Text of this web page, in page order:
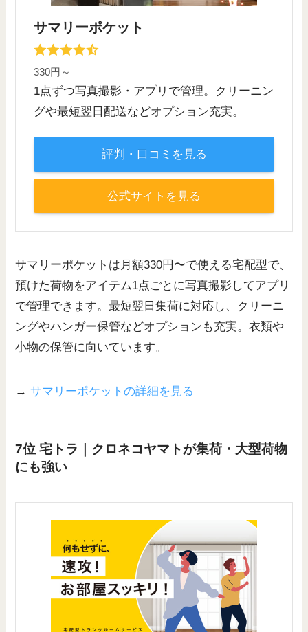
サマリーポケット
330円～
1点ずつ写真撮影・アプリで管理。クリーニン
グや最短翌日配送などオプション充実。
評判・口コミを見る
公式サイトを見る
サマリーポケットは月額330円〜で使える宅配型で、
預けた荷物をアイテム1点ごとに写真撮影してアプリ
で管理できます。最短翌日集荷に対応し、クリーニ
ングやハンガー保管などオプションも充実。衣類や
小物の保管に向いています。
→サマリーポケットの詳細を見る
7位 宅トラ｜クロネコヤマトが集荷・大型荷物
にも強い